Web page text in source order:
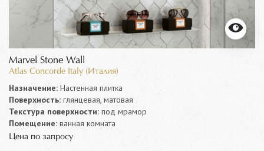
Marvel Stone Wall
Atlas Concorde Italy (Италия)
Назначение: Настенная плитка
Поверхность: глянцевая, матовая
Текстура поверхности: под мрамор
Помещение: ванная комната
Цена по запросу